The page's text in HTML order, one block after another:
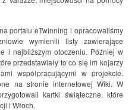
portalu eTwinning i opracowaliśmy
wymienili listy zawierające
i najbliższym otoczeniu. Później w
przedstawiały to co się im kojarzy
współpracującymi w projekcie.
na stronie internetowej Wiki. W
kartki świąteczne, które
i Włoch.